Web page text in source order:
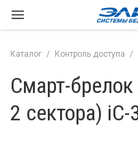
Каталог Контроль доступа
Смарт-брелок
2 сектора) iC-